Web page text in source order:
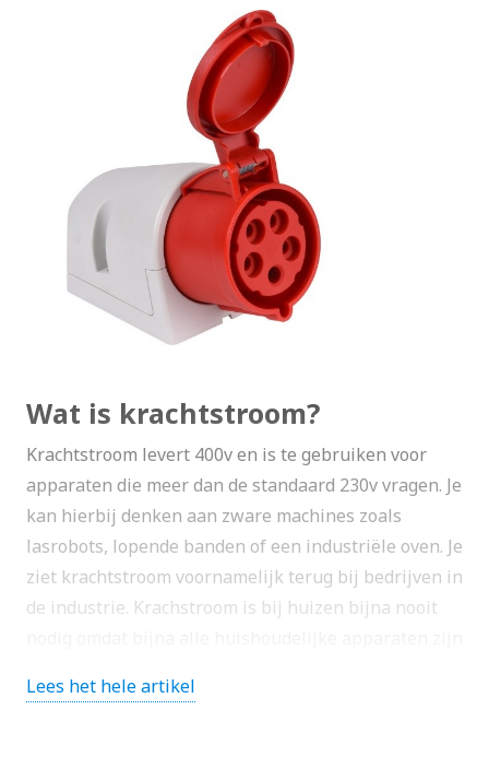
Wat is krachtstroom?
Krachtstroom levert 400v en is te gebruiken voor
apparaten die meer dan de standaard 230v vragen. Je
kan hierbij denken aan zware machines zoals
lasrobots, lopende banden of een industriële oven. Je
ziet krachtstroom voornamelijk terug bij bedrijven in
de industrie. Krachstroom is bij huizen bijna nooit
zonnepanelen in je huis wilt aansluiten doormiddel
Lees het hele artikel